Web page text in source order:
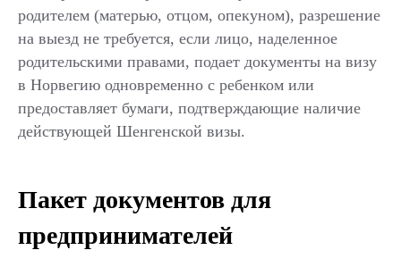
родителем (матерью, отцом, опекуном), разрешение
на выезд не требуется, если лицо, наделенное
родительскими правами, подает документы на визу
в Норвегию одновременно с ребенком или
предоставляет бумаги, подтверждающие наличие
действующей Шенгенской визы.
Пакет документов для
предпринимателей